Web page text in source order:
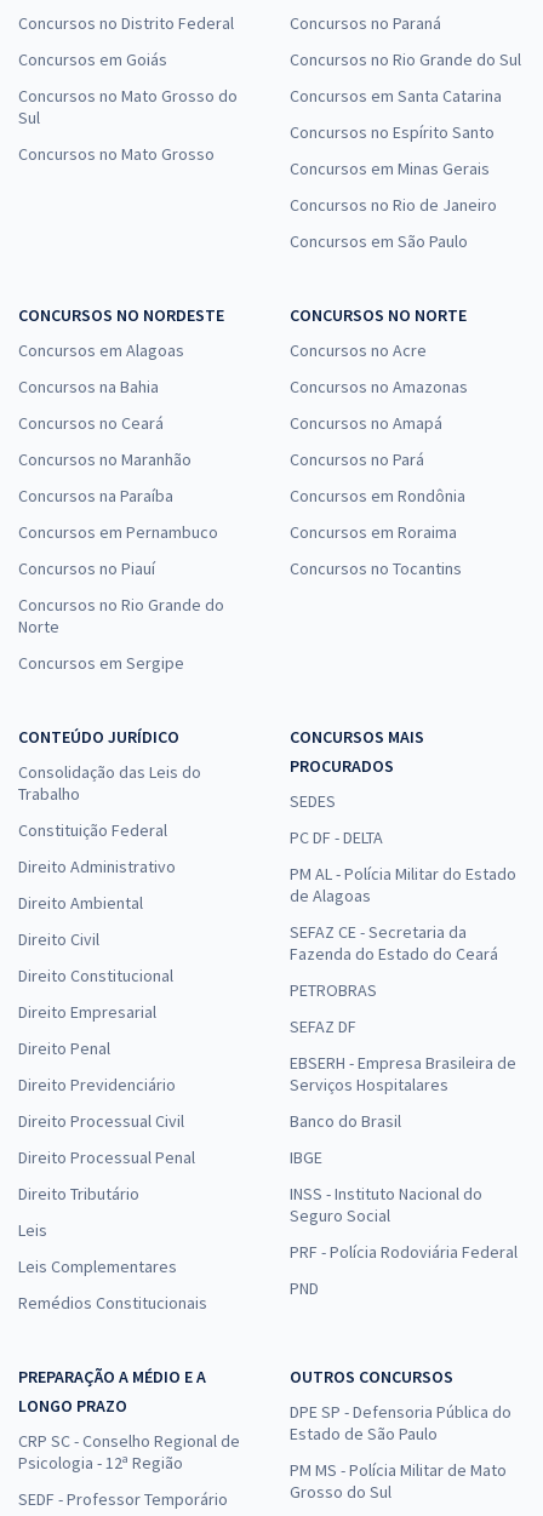
Concursos no Distrito Federal
Concursos em Goiás
Concursos no Mato Grosso do
Sul
Concursos no Mato Grosso
Concursos no Paraná
Concursos no Rio Grande do Sul
Concursos em Santa Catarina
Concursos no Espírito Santo
Concursos em Minas Gerais
Concursos no Rio de Janeiro
Concursos em São Paulo
CONCURSOS NO NORDESTE
Concursos em Alagoas
Concursos na Bahia
Concursos no Ceará
Concursos no Maranhão
Concursos na Paraíba
Concursos em Pernambuco
Concursos no Piauí
Concursos no Rio Grande do
Norte
Concursos em Sergipe
CONCURSOS NO NORTE
Concursos no Acre
Concursos no Amazonas
Concursos no Amapá
Concursos no Pará
Concursos em Rondônia
Concursos em Roraima
Concursos no Tocantins
CONTEÚDO JURÍDICO
Consolidação das Leis do
Trabalho
Constituição Federal
Direito Administrativo
Direito Ambiental
Direito Civil
Direito Constitucional
Direito Empresarial
Direito Penal
Direito Previdenciário
Direito Processual Civil
Direito Processual Penal
Direito Tributário
Leis
Leis Complementares
Remédios Constitucionais
CONCURSOS MAIS
PROCURADOS
SEDES
PC DF - DELTA
PM AL - Polícia Militar do Estado
de Alagoas
SEFAZ CE - Secretaria da
Fazenda do Estado do Ceará
PETROBRAS
SEFAZ DF
EBSERH - Empresa Brasileira de
Serviços Hospitalares
Banco do Brasil
IBGE
INSS - Instituto Nacional do
Seguro Social
PRF - Polícia Rodoviária Federal
PND
PREPARAÇÃO A MÉDIO E A
LONGO PRAZO
CRP SC - Conselho Regional de
Psicologia - 12ª Região
SEDF - Professor Temporário
OUTROS CONCURSOS
DPE SP - Defensoria Pública do
Estado de São Paulo
PM MS - Polícia Militar de Mato
Grosso do Sul